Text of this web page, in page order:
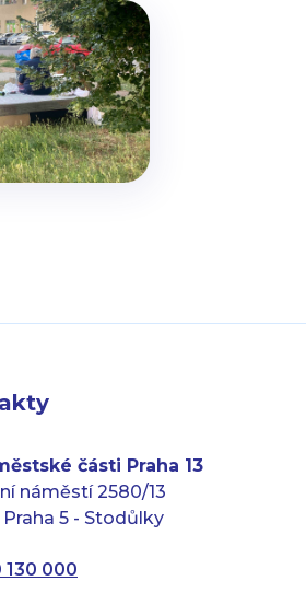
části Praha 13
náměstí 2580/13
Praha 5 - Stodůlky
130 000